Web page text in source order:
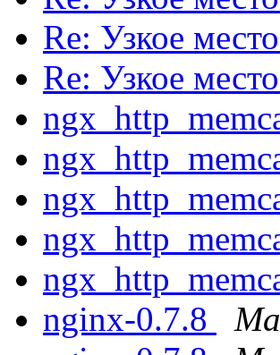
Re: Узкое место
Re: Узкое место
nginx-0.7.8